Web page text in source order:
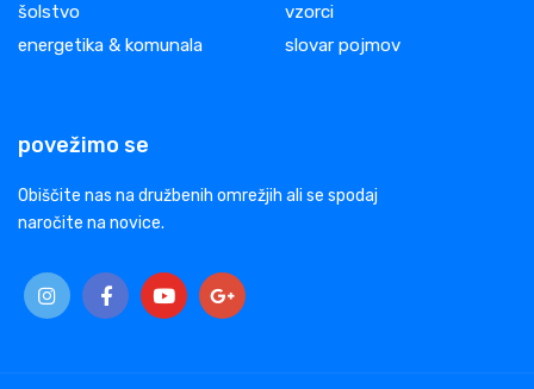
šolstvo
energetika & komunala
vzorci
slovar pojmov
povežimo se
Obiščite nas na družbenih omrežjih ali se spodaj
naročite na novice.